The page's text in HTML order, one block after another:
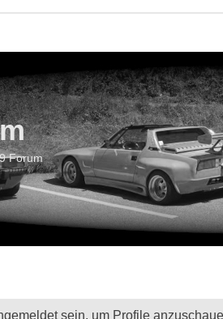
Forum
sein, um Profile